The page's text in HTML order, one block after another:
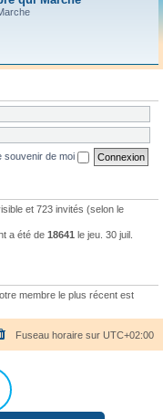
souvenir de moi
et 723 invités (selon le
a été de 18641 le jeu. 30 juil.
membre le plus récent est
Fuseau horaire sur UTC+02:00